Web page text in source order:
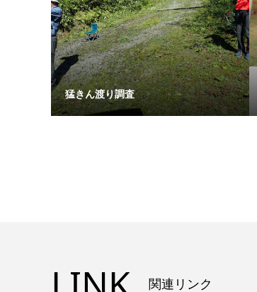
猛きん渡り調査
関連リンク